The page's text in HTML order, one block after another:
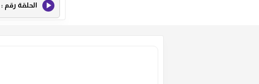
الحلقة رقم :